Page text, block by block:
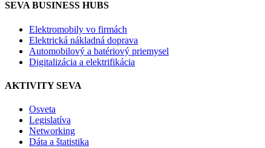
SEVA BUSINESS HUBS
Elektromobily vo firmách
Elektrická nákladná doprava
Automobilový a batériový priemysel
Digitalizácia a elektrifikácia
AKTIVITY SEVA
Osveta
Legislatíva
Networking
Dáta a štatistika